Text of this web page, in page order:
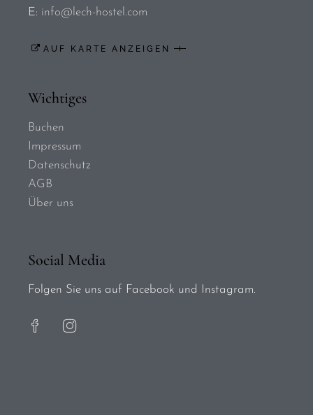
E: info@lech-hostel.com
AUF KARTE ANZEIGEN
Wichtiges
Buchen
Impressum
Datenschutz
AGB
Über uns
Social Media
Folgen Sie uns auf Facebook und Instagram.